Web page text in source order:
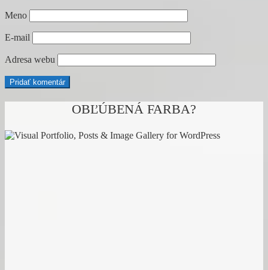
Meno
E-mail
Adresa webu
OBĽÚBENÁ FARBA?